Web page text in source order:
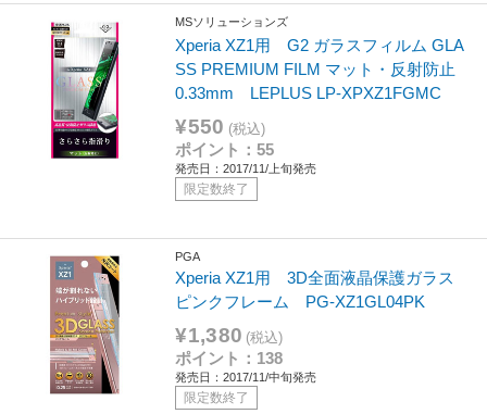
MSソリューションズ
Xperia XZ1用 G2 ガラスフィルム GLA
SS PREMIUM FILM マット・反射防止
0.33mm LEPLUS LP-XPXZ1FGMC
¥550 (税込)
ポイント：55
発売日：2017/11/上旬発売
限定数終了
PGA
Xperia XZ1用 3D全面液晶保護ガラス
ピンクフレーム PG-XZ1GL04PK
¥1,380 (税込)
ポイント：138
発売日：2017/11/中旬発売
限定数終了